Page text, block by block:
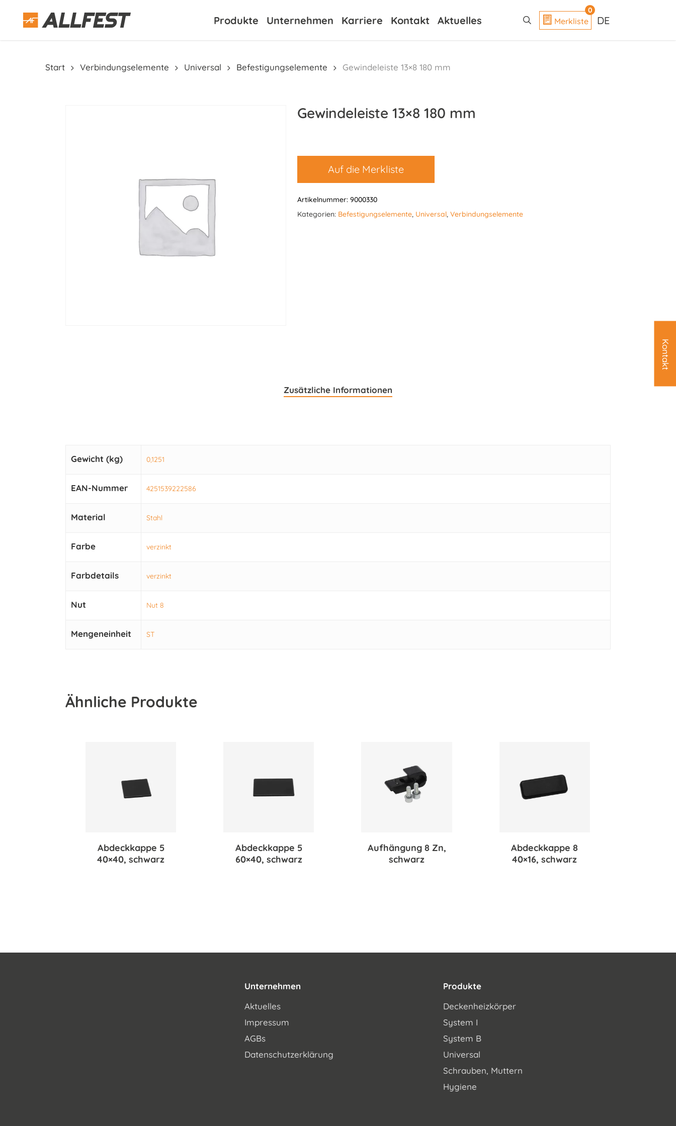
Produkte Unternehmen Karriere Kontakt Aktuelles
0
Merkliste DE
Start Verbindungselemente Universal Befestigungselemente Gewindeleiste 13×8 180 mm
Gewindeleiste 13×8 180 mm
Auf die Merkliste
Artikelnummer: 9000330
Kategorien: Befestigungselemente, Universal, Verbindungselemente
Zusätzliche Informationen
Gewicht (kg) 0,1251
EAN-Nummer 4251539222586
Material Stahl
Farbe verzinkt
Farbdetails verzinkt
Nut Nut 8
Mengeneinheit ST
Ähnliche Produkte
Abdeckkappe 5
40×40, schwarz
Abdeckkappe 5
60×40, schwarz
Aufhängung 8 Zn,
schwarz
Abdeckkappe 8
40×16, schwarz
Unternehmen
Aktuelles
Impressum
AGBs
Datenschutzerklärung
Produkte
Deckenheizkörper
System I
System B
Universal
Schrauben, Muttern
Hygiene
Kontakt